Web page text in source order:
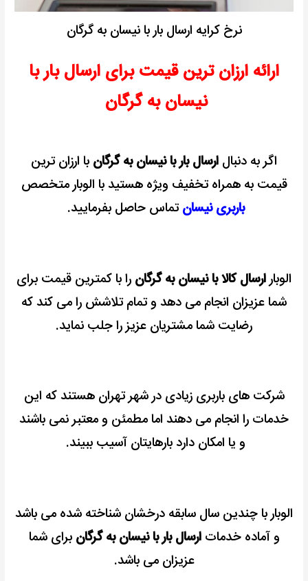
نرخ کرایه ارسال بار با نیسان به گرگان
ارائه ارزان ترین قیمت برای ارسال بار با
نیسان به گرگان
اگر به دنبال ارسال بار با نیسان به گرگان با ارزان ترین
قیمت به همراه تخفیف ویژه هستید با الوبار متخصص
باربری نیسانتماس حاصل بفرمایید.
الوبارارسال کالا با نیسان به گرگان را با کمترین قیمت برای
شما عزیزان انجام می دهد و تمام تلاشش را می کند که
رضایت شما مشتریان عزیز را جلب نماید.
شرکت های باربری زیادی در شهر تهران هستند که این
خدمات را انجام می دهند اما مطمئن و معتبر نمی باشند
و یا امکان دارد بارهایتان آسیب ببیند.
الوبار با چندین سال سابقه درخشان شناخته شده می باشد
و آماده خدماتارسال بار با نیسان به گرگان برای شما
عزیزان می باشد.